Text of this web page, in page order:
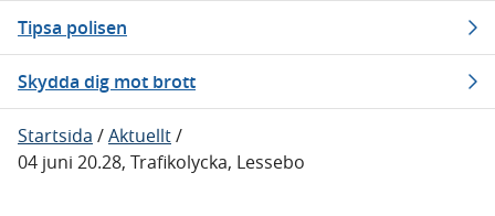
Tipsa polisen
Skydda dig mot brott
Startsida /Aktuellt/
04 juni 20.28, Trafikolycka, Lessebo